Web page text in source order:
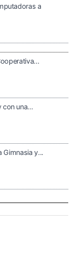
a
con una...
Gimnasia y...